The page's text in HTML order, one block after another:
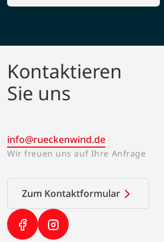
Kontaktieren
Sie uns
info@rueckenwind.de
Wir freuen uns auf Ihre Anfrage
Zum Kontaktformular
(Link öffnet in neuem Tab)
(Link öffnet in neuem Tab)